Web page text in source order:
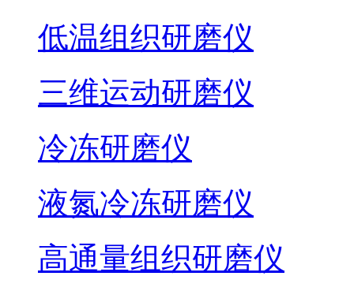
低温组织研磨仪
三维运动研磨仪
冷冻研磨仪
液氮冷冻研磨仪
高通量组织研磨仪